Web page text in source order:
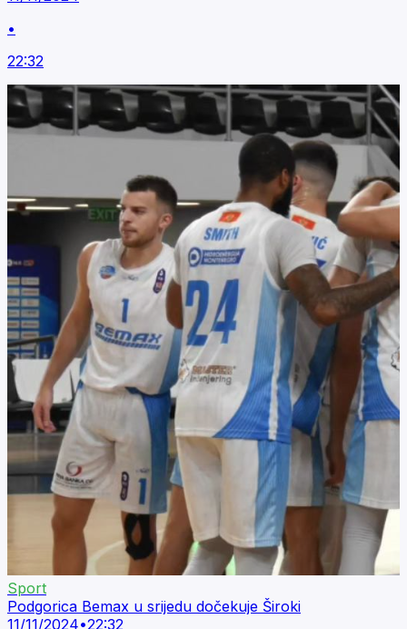
•
22:32
Sport
Podgorica Bemax u srijedu dočekuje Široki
11/11/2024•22:32